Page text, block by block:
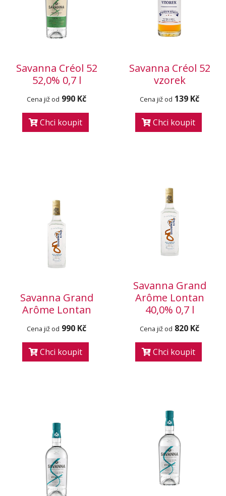
Savanna Créol 52
52,0% 0,7 l
Cena již od 990 Kč
Chci koupit
Savanna Créol 52
vzorek
Cena již od 139 Kč
Chci koupit
Savanna Grand
Arôme Lontan
Cena již od 990 Kč
Chci koupit
Savanna Grand
Arôme Lontan
40,0% 0,7 l
Cena již od 820 Kč
Chci koupit